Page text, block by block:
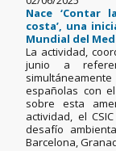
Nace ‘Contar
costa’, una
Mundial del
La actividad,
junio a
españolas con
sobre esta
actividad, el
desafío
Barcelona,